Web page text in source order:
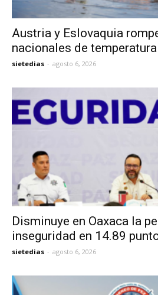
Austria y Eslovaquia
nacionales de temperatura
sietedias - agosto 6, 2026
Disminuye en Oaxaca la
inseguridad en 14.89
sietedias - agosto 6, 2026